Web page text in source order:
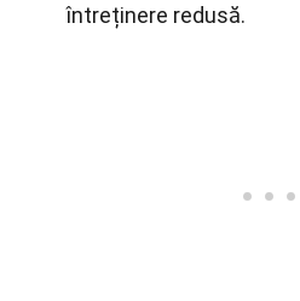
întreținere redusă.